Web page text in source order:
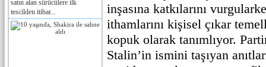
satın alan sürücülere ilk
tescilden itibar...
inşasına katkılarını
ithamlarını kişisel çıkar
kopuk olarak tanımlıyor.
Stalin’in ismini taşıyan